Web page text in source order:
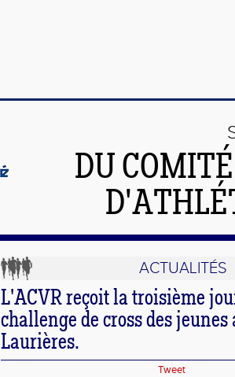
DU
ACTUALITÉS
L'ACVR reçoit la troisième
challenge de cross des
Laurières.
Tweet